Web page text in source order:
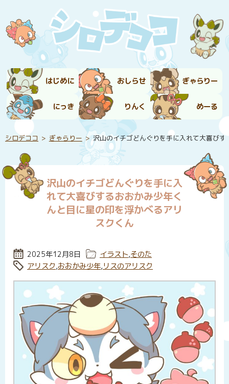
はじめに おしらせ ぎゃらりー
にっき りんく めーる
シロデココ ぎゃらりー 沢山のイチゴどんぐりを手に入れて大喜び
沢山のイチゴどんぐりを手に入
れて大喜びするおおかみ少年く
んと目に星の印を浮かべるアリ
スクくん
投稿日:
2025年12月8日 カテゴリー:
イラスト,そのた
タグ:
アリスク,おおかみ少年,リスのアリスク